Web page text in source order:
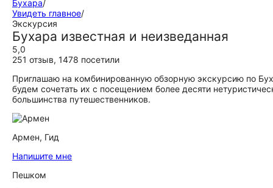
Бухара/
Увидеть главное/
Экскурсия
Бухара известная и неизведанная
5,0
251 отзыв, 1478 посетили
Приглашаю на комбинированную обзорную экскурсию по
будем сочетать их с посещением более десяти
большинства путешественников.
Армен, Гид
Напишите мне
Пешком